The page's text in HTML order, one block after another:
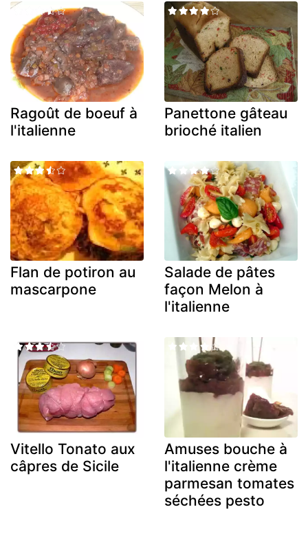
Ragoût de boeuf à
l'italienne
Panettone gâteau
brioché italien
Flan de potiron au
mascarpone
Salade de pâtes
façon Melon à
l'italienne
Vitello Tonato aux
câpres de Sicile
Amuses bouche à
l'italienne crème
parmesan tomates
séchées pesto